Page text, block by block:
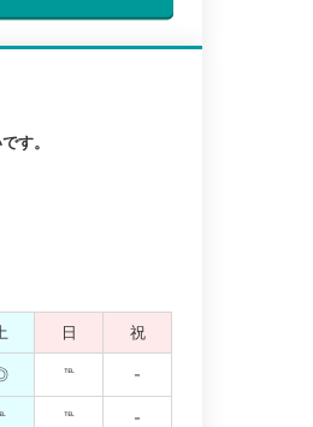
す。
日 祝
℡ -
℡ -